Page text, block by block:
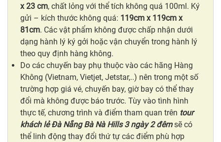
x 23 cm, chất lỏng với thể tích không quá 100ml. Ký
gửi – kích thước không quá: 119cm x 119cm x
81cm. Các vật phẩm không được chấp nhận dưới
dạng hành lý ký gởi hoặc vận chuyển trong hành lý
theo quy định hàng không.
Do các chuyến bay phụ thuộc vào các hãng Hàng
Không (Vietnam, Vietjet, Jetstar,..) nên trong một số
trường hợp giá vé, chuyến bay, giờ bay có thể thay
đổi mà không được báo trước. Tùy vào tình hình
thực tế, chương trình và điểm tham quan trên tour
khách lẻ Đà Nẵng Bà Nà Hills 3 ngày 2 đêmsẽ có
thể linh động thay đổi thứ tự các điểm phù hợp